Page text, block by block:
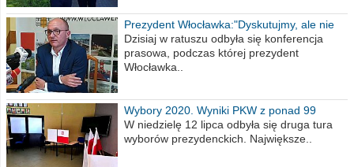
Prezydent Włocławka:"Dyskutujmy, ale nie
obrażajmy się”
Dzisiaj w ratuszu odbyła się konferencja
prasowa, podczas której prezydent
Włocławka..
Wybory 2020. Wyniki PKW z ponad 99
procent obwodów
W niedzielę 12 lipca odbyła się druga tura
wyborów prezydenckich. Największe..